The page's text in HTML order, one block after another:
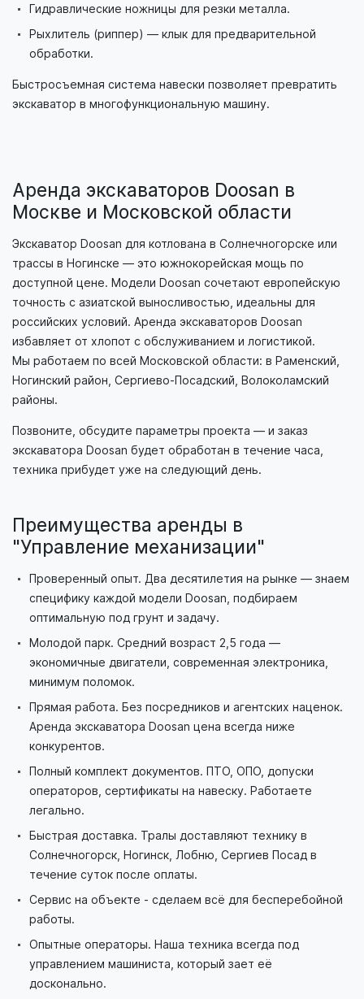
Гидравлические ножницы для резки металла.
Рыхлитель (риппер) — клык для предварительной
обработки.
Быстросъемная система навески позволяет превратить
экскаватор в многофункциональную машину.
Аренда экскаваторов Doosan в
Москве и Московской области
Экскаватор Doosan для котлована в Солнечногорске или
трассы в Ногинске — это южнокорейская мощь по
доступной цене. Модели Doosan сочетают европейскую
точность с азиатской выносливостью, идеальны для
российских условий. Аренда экскаваторов Doosan
избавляет от хлопот с обслуживанием и логистикой.
Мы работаем по всей Московской области: в Раменский,
Ногинский район, Сергиево-Посадский, Волоколамский
районы.
Позвоните, обсудите параметры проекта — и заказ
экскаватора Doosan будет обработан в течение часа,
техника прибудет уже на следующий день.
Преимущества аренды в
"Управление механизации"
Проверенный опыт. Два десятилетия на рынке — знаем
специфику каждой модели Doosan, подбираем
оптимальную под грунт и задачу.
Молодой парк. Средний возраст 2,5 года —
экономичные двигатели, современная электроника,
минимум поломок.
Прямая работа. Без посредников и агентских наценок.
Аренда экскаватора Doosan цена всегда ниже
конкурентов.
Полный комплект документов. ПТО, ОПО, допуски
операторов, сертификаты на навеску. Работаете
легально.
Быстрая доставка. Тралы доставляют технику в
Солнечногорск, Ногинск, Лобню, Сергиев Посад в
течение суток после оплаты.
Сервис на объекте - сделаем всё для бесперебойной
работы.
Опытные операторы. Наша техника всегда под
управлением машиниста, который зает её
досконально.